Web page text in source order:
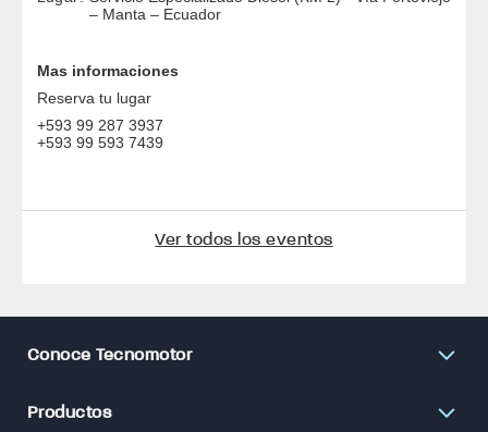
Material didáctico
Bata oficial de mecánico Tecnomotor
Fechas y Horarios
Mas informacionesVer todos los eventos
Conoce Tecnomotor
Productos